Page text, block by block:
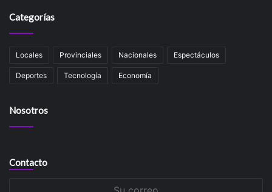
Categorías
Locales Provinciales Nacionales Espectáculos
Deportes Tecnología Economía
Nosotros
Contacto